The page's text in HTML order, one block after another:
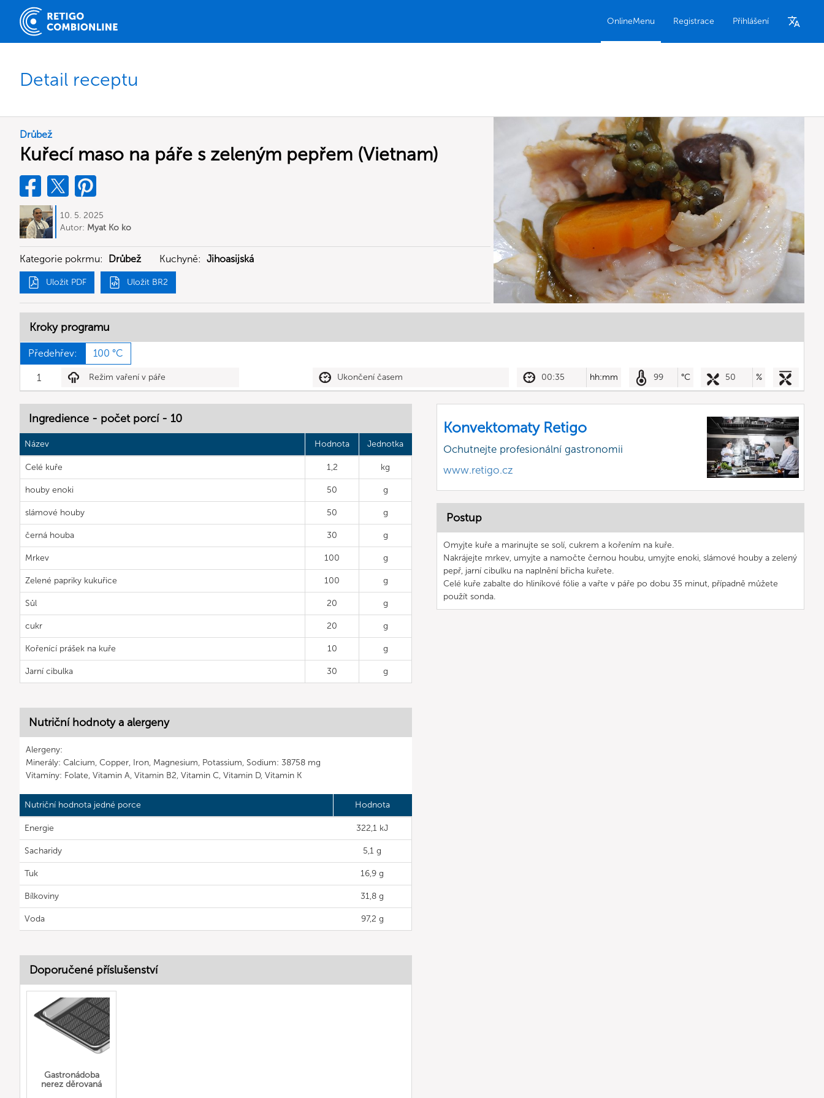
OnlineMenu Registrace Přihlášení
Detail receptu
Drůbež
Kuřecí maso na páře s zeleným pepřem (Vietnam)
10. 5. 2025
Autor: Myat Ko ko
Kategorie pokrmu: Drůbež Kuchyně: Jihoasijská
Uložit PDF Uložit BR2
Kroky programu
Předehřev: 100 °C
1 Režim vaření v páře Ukončení časem 00:35 hh:mm 99 °C 50 %
Ingredience - počet porcí - 10
Název Hodnota Jednotka
Celé kuře 1,2 kg
houby enoki 50 g
slámové houby 50 g
černá houba 30 g
Mrkev 100 g
Zelené papriky kukuřice 100 g
Sůl 20 g
cukr 20 g
Kořenící prášek na kuře 10 g
Jarní cibulka 30 g
Nutriční hodnoty a alergeny
Alergeny:
Minerály: Calcium, Copper, Iron, Magnesium, Potassium, Sodium: 38758 mg
Vitamíny: Folate, Vitamin A, Vitamin B2, Vitamin C, Vitamin D, Vitamin K
Nutriční hodnota jedné porce Hodnota
Energie 322,1 kJ
Sacharidy 5,1 g
Tuk 16,9 g
Bílkoviny 31,8 g
Voda 97,2 g
Konvektomaty Retigo
Ochutnejte profesionální gastronomii
www.retigo.cz
Postup
Omyjte kuře a marinujte se solí, cukrem a kořením na kuře.
Nakrájejte mrkev, umyjte a namočte černou houbu, umyjte enoki, slámové houby a zelený
pepř, jarní cibulku na naplnění břicha kuřete.
Celé kuře zabalte do hliníkové fólie a vařte v páře po dobu 35 minut, případně můžete
použít sonda.
Doporučené příslušenství
Gastronádoba
nerez děrovaná